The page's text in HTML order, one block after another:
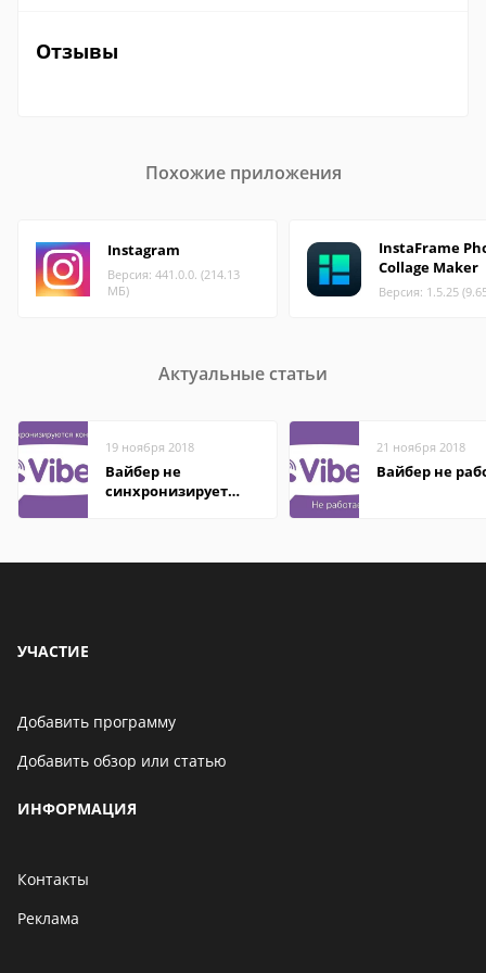
Отзывы
Похожие приложения
Instagram
Версия: 441.0.0. (214.13
МБ)
InstaFrame
Collage Maker
Версия: 1.5.25
Актуальные статьи
19 ноября 2018
Вайбер не
синхронизирует
21 ноября 2018
Вайбер не
УЧАСТИЕ
Добавить программу
Добавить обзор или статью
ИНФОРМАЦИЯ
Контакты
Реклама